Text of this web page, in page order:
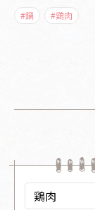
#鍋
#鶏肉